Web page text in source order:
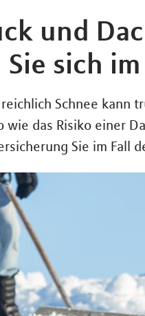
und
sich
Schnee kann
wie das Risiko einer
Sie im Fall